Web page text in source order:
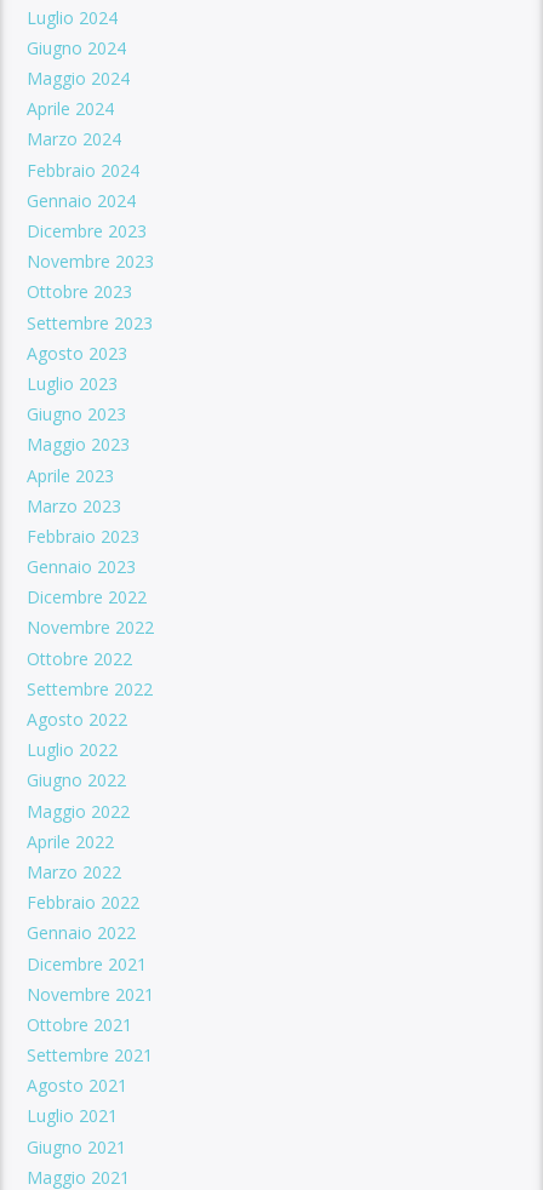
Luglio 2024
Giugno 2024
Maggio 2024
Aprile 2024
Marzo 2024
Febbraio 2024
Gennaio 2024
Dicembre 2023
Novembre 2023
Ottobre 2023
Settembre 2023
Agosto 2023
Luglio 2023
Giugno 2023
Maggio 2023
Aprile 2023
Marzo 2023
Febbraio 2023
Gennaio 2023
Dicembre 2022
Novembre 2022
Ottobre 2022
Settembre 2022
Agosto 2022
Luglio 2022
Giugno 2022
Maggio 2022
Aprile 2022
Marzo 2022
Febbraio 2022
Gennaio 2022
Dicembre 2021
Novembre 2021
Ottobre 2021
Settembre 2021
Agosto 2021
Luglio 2021
Giugno 2021
Maggio 2021